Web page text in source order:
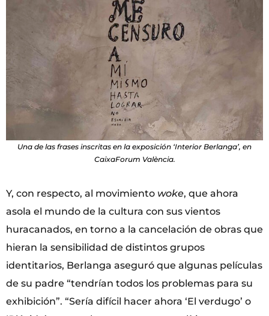
Una de las frases inscritas en la exposición ‘Interior Berlanga’, en
CaixaForum València.
Y, con respecto, al movimiento woke, que ahora
asola el mundo de la cultura con sus vientos
huracanados, en torno a la cancelación de obras que
hieran la sensibilidad de distintos grupos
identitarios, Berlanga aseguró que algunas películas
de su padre “tendrían todos los problemas para su
exhibición”. “Sería difícil hacer ahora ‘El verdugo’ o